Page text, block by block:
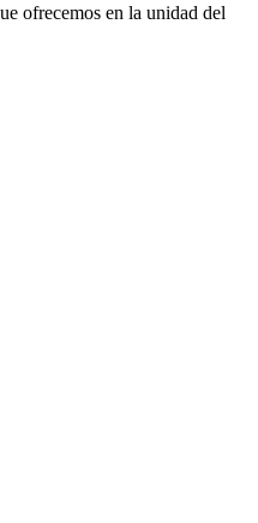
ofrecemos en la unidad del